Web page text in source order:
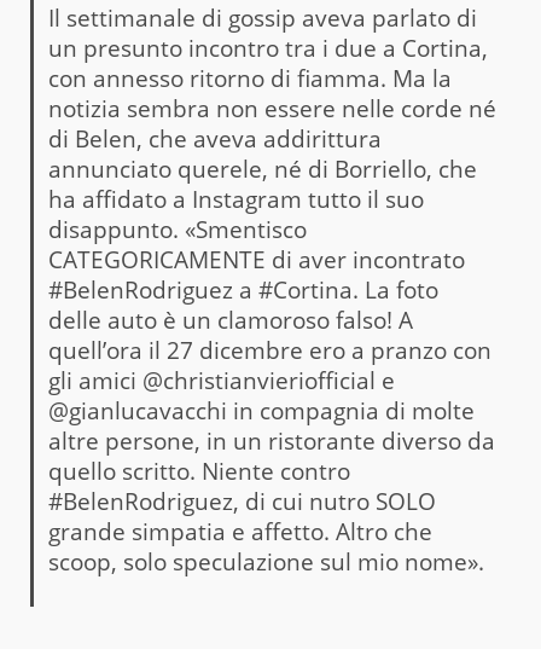
Il settimanale di gossip aveva parlato di
un presunto incontro tra i due a Cortina,
con annesso ritorno di fiamma. Ma la
notizia sembra non essere nelle corde né
di Belen, che aveva addirittura
annunciato querele, né di Borriello, che
ha affidato a Instagram tutto il suo
disappunto. «Smentisco
CATEGORICAMENTE di aver incontrato
#BelenRodriguez a #Cortina. La foto
delle auto è un clamoroso falso! A
quell’ora il 27 dicembre ero a pranzo con
gli amici @christianvieriofficial e
@gianlucavacchi in compagnia di molte
altre persone, in un ristorante diverso da
quello scritto. Niente contro
#BelenRodriguez, di cui nutro SOLO
grande simpatia e affetto. Altro che
scoop, solo speculazione sul mio nome».